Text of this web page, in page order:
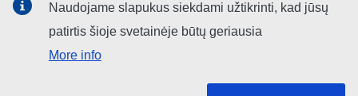
socialinių tinklų kanalai
Naudojame slapukus siekdami užtikrinti, kad jūsų
patirtis šioje svetainėje būtų geriausia
More info